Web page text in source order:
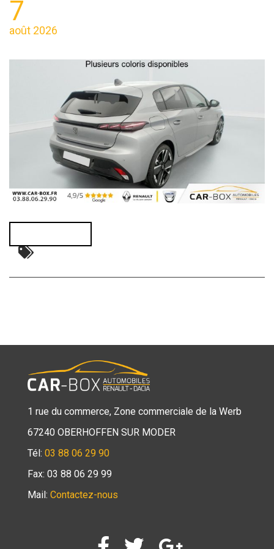
7
août 2026
1 rue du commerce, Zone commerciale de la Werb
67240 OBERHOFFEN SUR MODER
Tél: 03 88 06 29 90
Fax: 03 88 06 29 99
Mail: Contactez-nous